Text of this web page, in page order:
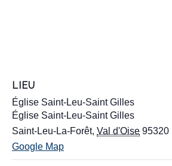
LIEU
Église Saint-Leu-Saint Gilles
Église Saint-Leu-Saint Gilles
Saint-Leu-La-Forêt, Val d'Oise 95320
Google Map